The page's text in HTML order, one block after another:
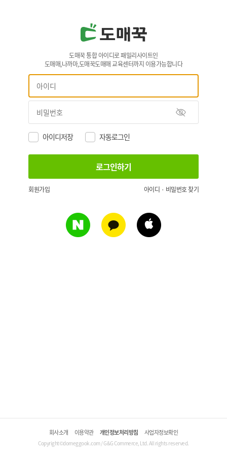
도매꾹 통합 아이디로 패밀리사이트인
도매매,나까마,도매꾹도매매 교육센터까지 이용가능합니다
아이디저장 자동로그인
회원가입 아이디 · 비밀번호 찾기
회사소개 이용약관 개인정보처리방침 사업자정보확인
Copyright©domeggook.com / G&G Commerce, Ltd. All rights reserved.